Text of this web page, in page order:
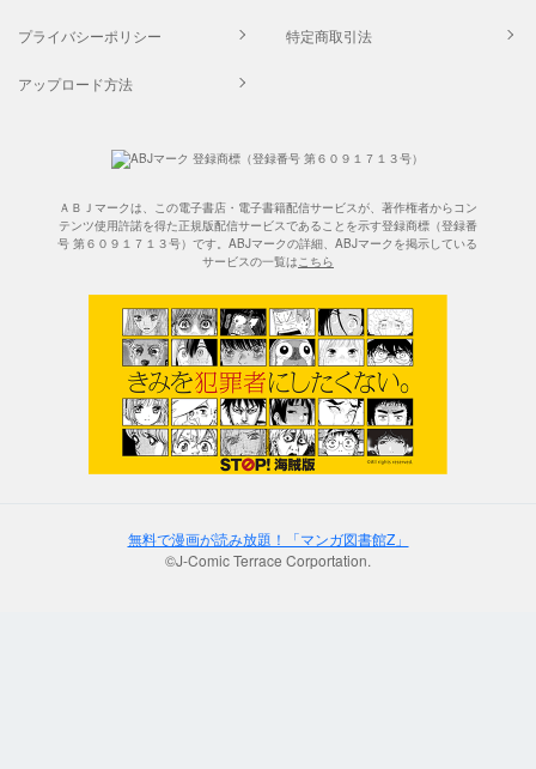
プライバシーポリシー 特定商取引法
アップロード方法
ＡＢＪマークは、この電子書店・電子書籍配信サービスが、著作権者からコン
テンツ使用許諾を得た正規版配信サービスであることを示す登録商標（登録番
号 第６０９１７１３号）です。ABJマークの詳細、ABJマークを掲示している
サービスの一覧はこちら
無料で漫画が読み放題！「マンガ図書館Z」
©J-Comic Terrace Corportation.